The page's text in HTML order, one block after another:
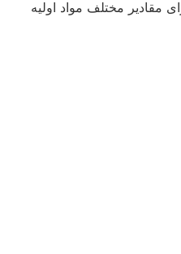
مقادیر مختلف مواد اولیه